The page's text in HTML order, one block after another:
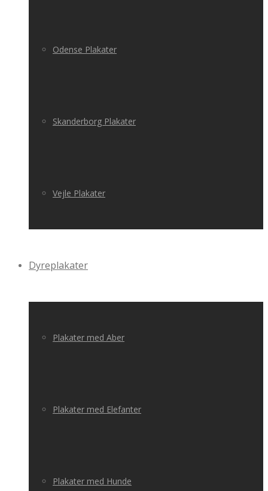
Odense Plakater
Skanderborg Plakater
Vejle Plakater
Dyreplakater
Plakater med Aber
Plakater med Elefanter
Plakater med Hunde